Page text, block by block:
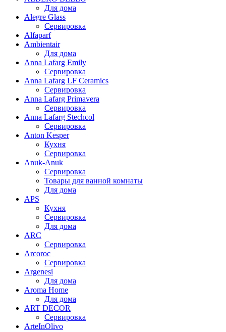
Для дома
Alegre Glass
Сервировка
Alfaparf
Ambientair
Для дома
Anna Lafarg Emily
Сервировка
Anna Lafarg LF Ceramics
Сервировка
Anna Lafarg Primavera
Сервировка
Anna Lafarg Stechcol
Сервировка
Anton Kesper
Кухня
Сервировка
Anuk-Anuk
Сервировка
Товары для ванной комнаты
Для дома
APS
Кухня
Сервировка
Для дома
ARC
Сервировка
Arcoroc
Сервировка
Argenesi
Для дома
Aroma Home
Для дома
ART DECOR
Сервировка
ArteInOlivo